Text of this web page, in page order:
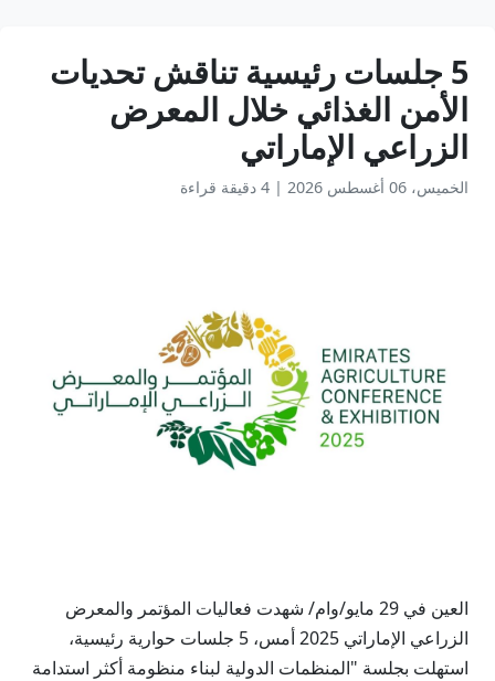
5 جلسات رئيسية تناقش تحديات
الأمن الغذائي خلال المعرض
الزراعي الإماراتي
الخميس، 06 أغسطس 2026 | 4 دقيقة قراءة
العين في 29 مايو/وام/ شهدت فعاليات المؤتمر والمعرض
الزراعي الإماراتي 2025 أمس، 5 جلسات حوارية رئيسية،
استهلت بجلسة "المنظمات الدولية لبناء منظومة أكثر استدامة